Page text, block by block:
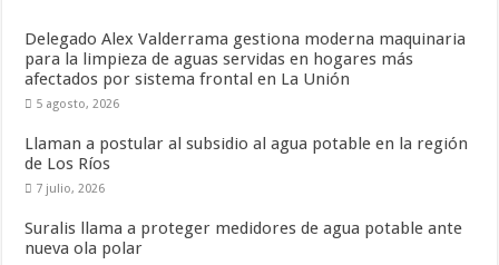
k
r
Delegado Alex Valderrama gestiona moderna maquinaria
para la limpieza de aguas servidas en hogares más
afectados por sistema frontal en La Unión
5 agosto, 2026
Llaman a postular al subsidio al agua potable en la región
de Los Ríos
7 julio, 2026
Suralis llama a proteger medidores de agua potable ante
nueva ola polar